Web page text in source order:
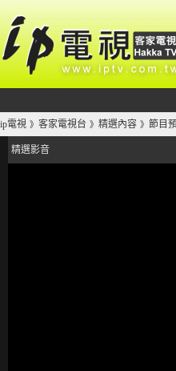
ip電視 》 客家電視台 》 精選內容 》 節目
精選影音